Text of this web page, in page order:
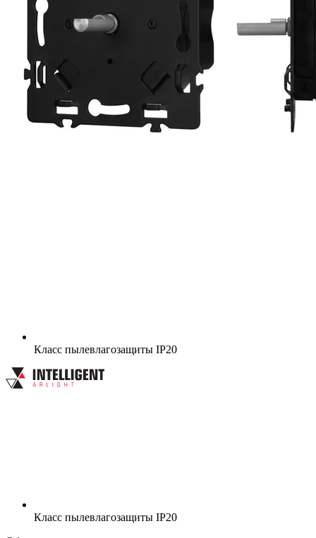
Класс пылевлагозащиты IP20
Класс пылевлагозащиты IP20